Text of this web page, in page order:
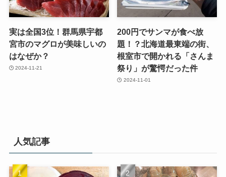
実は全国3位！群馬県宇都
宮市のマグロが美味しいの
はなぜか？
2024-11-21
200円でサンマが食べ放
題！？北海道最東端の街、
根室市で開かれる「さんま
祭り」が驚愕だった件
2024-11-01
人気記事